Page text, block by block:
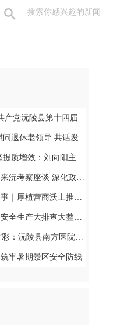
会第一次全体会议召开 刘向阳当选为县委书记
领导 共话发展凝聚奋进合力
阳主持召开新金属产业链工作调度会
化政企合作 提速张沅高速项目建设
营商沃土推动东北全面振兴
查大整治暨消防安全攻坚行动
医院到深溪口隆兴村开展公益活动
牢暑期景区安全防线